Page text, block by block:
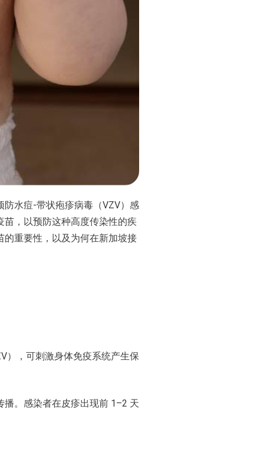
水痘-带状疱疹病毒（VZV）感
苗，以预防这种高度传染性的疾
重要性，以及为何在新加坡接
），可刺激身体免疫系统产生保
。感染者在皮疹出现前 1–2 天